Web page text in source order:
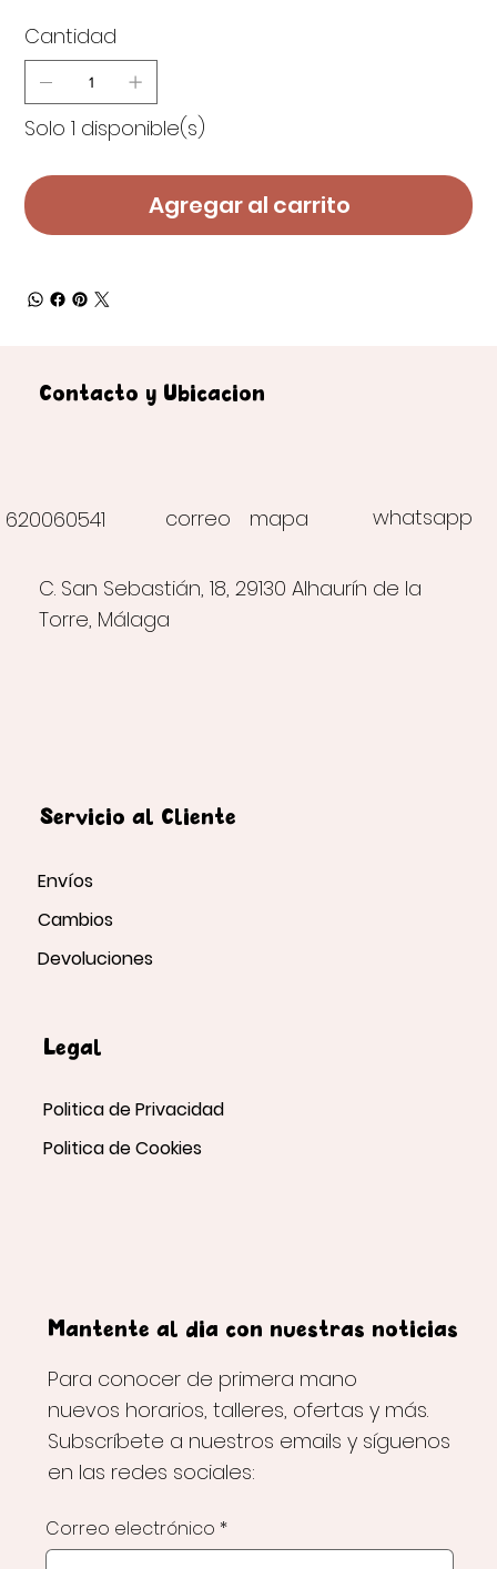
Cantidad
Solo 1 disponible(s)
Agregar al carrito
correo
Contacto y Ubicación
620060541 whatsapp
C. San Sebastián, 18, 29130 Alhaurín de la
Torre, Málaga
mapa
Servicio al Cliente
Envíos
Cambios
Devoluciones
Legal
Politica de Privacidad
Politica de Cookies
Mantente al día con nuestras noticias
Para conocer de primera mano
nuevos horarios, talleres, ofertas y más.
Subscríbete a nuestros emails y síguenos
en las redes sociales:
Correo electrónico *